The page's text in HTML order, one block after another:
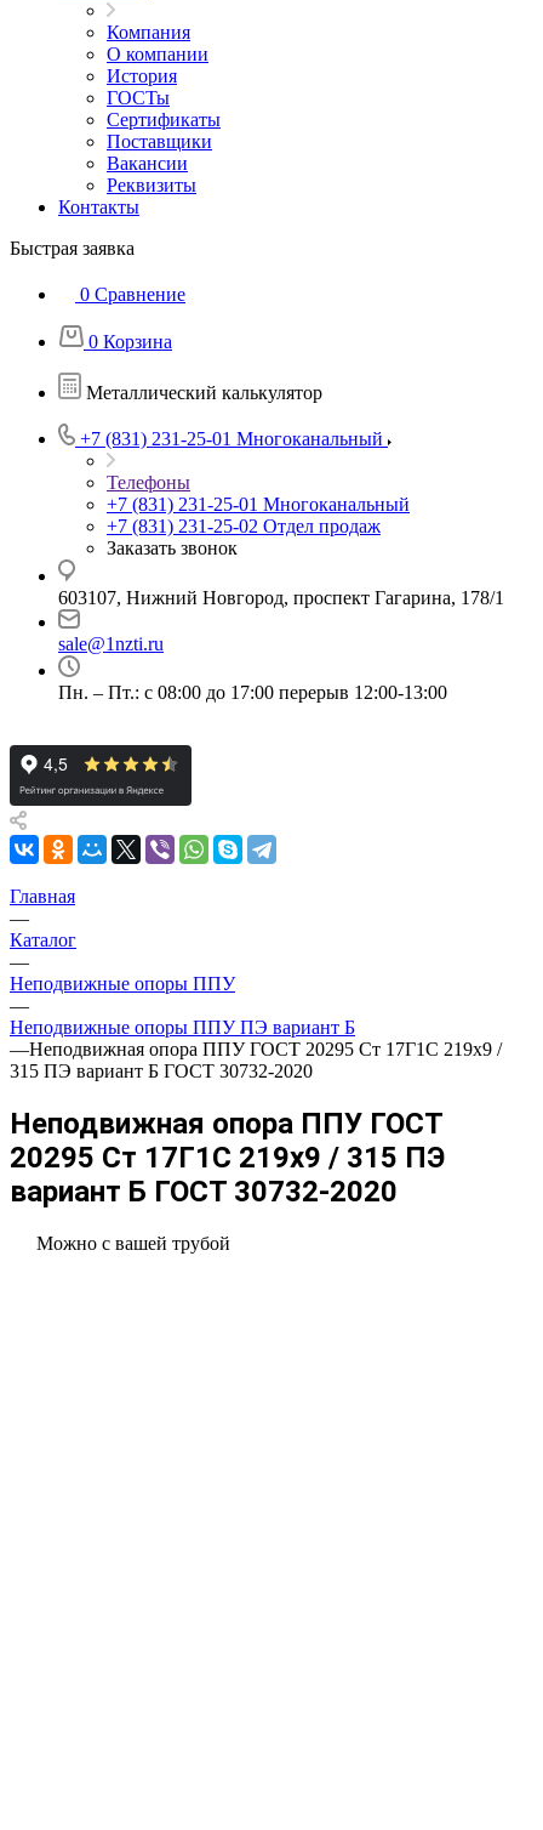
Компания
О компании
История
ГОСТы
Сертификаты
Поставщики
Вакансии
Реквизиты
Контакты
Быстрая заявка
0 Сравнение
0 Корзина
Металлический калькулятор
+7 (831) 231-25-01 Многоканальный
Телефоны
+7 (831) 231-25-01 Многоканальный
+7 (831) 231-25-02 Отдел продаж
Заказать звонок
603107, Нижний Новгород, проспект Гагарина, 178/1
sale@1nzti.ru
Пн. – Пт.: с 08:00 до 17:00 перерыв 12:00-13:00
Главная
—
Каталог
—
Неподвижные опоры ППУ
—
Неподвижные опоры ППУ ПЭ вариант Б
—Неподвижная опора ППУ ГОСТ 20295 Ст 17Г1С 219x9 /
315 ПЭ вариант Б ГОСТ 30732-2020
Неподвижная опора ППУ ГОСТ
20295 Ст 17Г1С 219x9 / 315 ПЭ
вариант Б ГОСТ 30732-2020
Можно с вашей трубой